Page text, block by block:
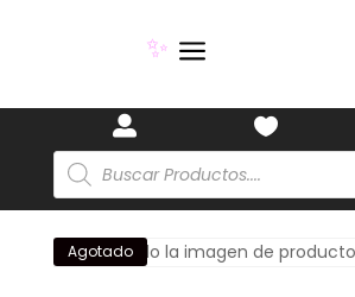
a
 
Búsqueda
de
productos
Agotado